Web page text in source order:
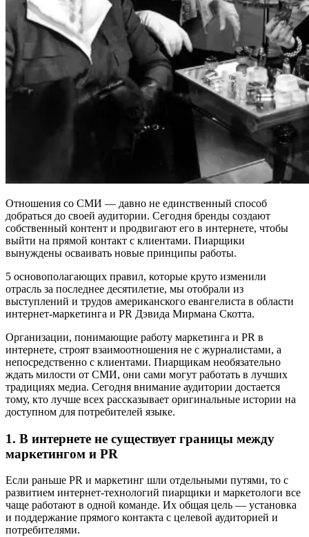
Отношения со СМИ — давно не единственный способ
добраться до своей аудитории. Сегодня бренды создают
собственный контент и продвигают его в интернете, чтобы
выйти на прямой контакт с клиентами. Пиарщики
вынуждены осваивать новые принципы работы.
5 основополагающих правил, которые круто изменили
отрасль за последнее десятилетие, мы отобрали из
выступлений и трудов американского евангелиста в области
интернет-маркетинга и PR Дэвида Мирмана Скотта.
Организации, понимающие работу маркетинга и PR в
интернете, строят взаимоотношения не с журналистами, а
непосредственно с клиентами. Пиарщикам необязательно
ждать милости от СМИ, они сами могут работать в лучших
традициях медиа. Сегодня внимание аудитории достается
тому, кто лучше всех рассказывает оригинальные истории на
доступном для потребителей языке.
1. В интернете не существует границы между
маркетингом и PR
Если раньше PR и маркетинг шли отдельными путями, то с
развитием интернет-технологий пиарщики и маркетологи все
чаще работают в одной команде. Их общая цель — установка
и поддержание прямого контакта с целевой аудиторией и
потребителями.